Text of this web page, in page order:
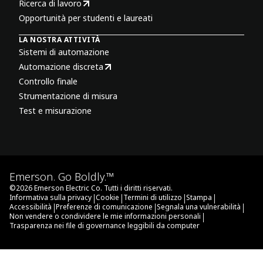
Ricerca di lavoro
Opportunità per studenti e laureati
LA NOSTRA ATTIVITÀ
Sistemi di automazione
Automazione discreta
Controllo finale
Strumentazione di misura
Test e misurazione
Emerson. Go Boldly.™
©2026Emerson Electric Co. Tutti i diritti riservati.
Informativa sulla privacy |Cookie |Termini di utilizzo |Stampa |
Accessibilità |Preferenze di comunicazione |Segnala una vulnerabilità |
Non vendere o condividere le mie informazioni personali |
Trasparenza nei file di governance leggibili da computer